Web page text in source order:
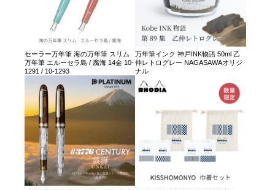
セーラー万年筆 海の万年筆 スリム
万年筆 エルーセラ島 / 腐海 14金 10-
1291 / 10-1293
万年筆インク 神戸INK物語 50ml 乙
仲レトログレー NAGASAWAオリジ
ナル